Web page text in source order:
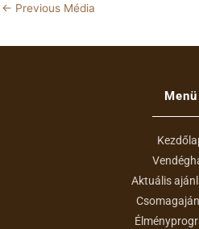
← Previous Média
Menü
Aktuális